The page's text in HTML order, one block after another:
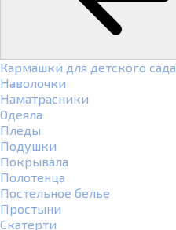
Кармашки для детского сада
Наволочки
Наматрасники
Одеяла
Пледы
Подушки
Покрывала
Полотенца
Постельное белье
Простыни
Скатерти